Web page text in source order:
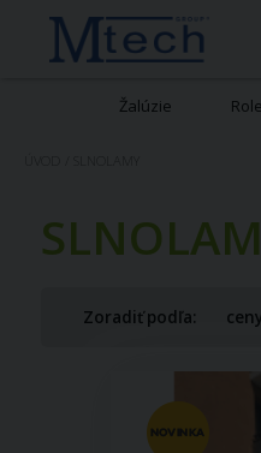
Žalúzie
Zoradiť podľa: